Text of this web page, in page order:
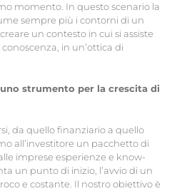
momento. In questo scenario la
sempre più i contorni di un
un contesto in cui si assiste
in un’ottica di
strumento per la crescita di
da quello finanziario a quello
all’investitore un pacchetto di
imprese esperienze e know-
un punto di inizio, l’avvio di un
e costante. Il nostro obiettivo è